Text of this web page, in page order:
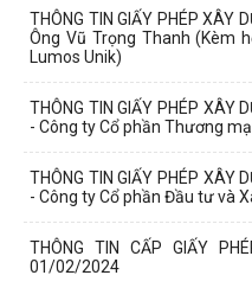
THÔNG TIN GIẤY PHÉP XÂY
Ông Vũ Trọng Thanh (Kèm
Lumos Unik)
THÔNG TIN GIẤY PHÉP XÂY
- Công ty Cổ phần Thương
THÔNG TIN GIẤY PHÉP XÂY
- Công ty Cổ phần Đầu tư và
THÔNG TIN CẤP GIẤY
01/02/2024